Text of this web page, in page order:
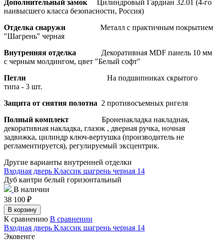
Дополнительный замок Цилиндровый Гардиан 32.01 (4-го
наивысшего класса безопасности, Россия)
Отделка снаружи Металл с практичным покрытием
"Шагрень" черная
Внутренняя отделка Декоративная MDF панель 10 мм
с черным молдингом, цвет "Белый софт"
Петли На подшипниках скрытого
типа - 3 шт.
Защита от снятия полотна 2 противосъемных ригеля
Полный комплект Броненакладка накладная,
декоративная накладка, глазок , дверная ручка, ночная
задвижка, цилиндр ключ-вертушка (производитель не
регламентируется), регулируемый эксцентрик.
Другие варианты внутренней отделки
Входная дверь Классик шагрень черная 14
Дуб кантри белый горизонтальный
В наличии
38 100 ₽
В корзину
К сравнению В сравнении
Входная дверь Классик шагрень черная 14
Эковенге